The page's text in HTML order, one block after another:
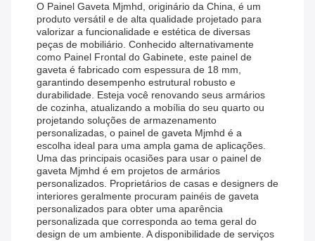
O Painel Gaveta Mjmhd, originário da China, é um
produto versátil e de alta qualidade projetado para
valorizar a funcionalidade e estética de diversas
peças de mobiliário. Conhecido alternativamente
como Painel Frontal do Gabinete, este painel de
gaveta é fabricado com espessura de 18 mm,
garantindo desempenho estrutural robusto e
durabilidade. Esteja você renovando seus armários
de cozinha, atualizando a mobília do seu quarto ou
projetando soluções de armazenamento
personalizadas, o painel de gaveta Mjmhd é a
escolha ideal para uma ampla gama de aplicações.
Uma das principais ocasiões para usar o painel de
gaveta Mjmhd é em projetos de armários
personalizados. Proprietários de casas e designers de
interiores geralmente procuram painéis de gaveta
personalizados para obter uma aparência
personalizada que corresponda ao tema geral do
design de um ambiente. A disponibilidade de serviços